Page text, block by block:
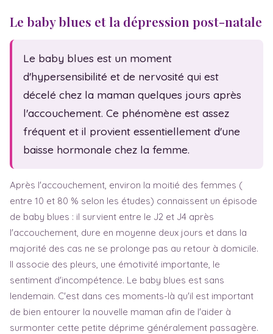
Fam. monoparentale
Fête des mères
Fête des pères
Sexualité
Test de grossesse
Symptômes
Baby blues
Dépression post-natale
Sem. d'aménorrhée
Le baby blues et la dépression post-natale
Le baby blues est un moment
d'hypersensibilité et de nervosité qui est
décelé chez la maman quelques jours après
l'accouchement. Ce phénomène est assez
fréquent et il provient essentiellement d'une
baisse hormonale chez la femme.
Après l'accouchement, environ la moitié des femmes (
entre 10 et 80 % selon les études) connaissent un épisode
de baby blues : il survient entre le J2 et J4 après
l'accouchement, dure en moyenne deux jours et dans la
majorité des cas ne se prolonge pas au retour à domicile.
Il associe des pleurs, une émotivité importante, le
sentiment d'incompétence. Le baby blues est sans
lendemain. C'est dans ces moments-là qu'il est important
de bien entourer la nouvelle maman afin de l'aider à
surmonter cette petite déprime généralement passagère.